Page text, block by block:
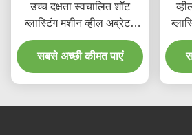
उच्च दक्षता स्वचालित शॉट
ब्लास्टिंग मशीन व्हील अब्रेटर
क्यूबिक मीटर प्रभावी वॉल्यूम
सबसे अच्छी कीमत पाएं